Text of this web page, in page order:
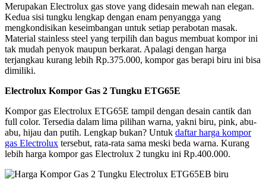
Merupakan Electrolux gas stove yang didesain mewah nan elegan.
Kedua sisi tungku lengkap dengan enam penyangga yang
mengkondisikan keseimbangan untuk setiap perabotan masak.
Material stainless steel yang terpilih dan bagus membuat kompor ini
tak mudah penyok maupun berkarat. Apalagi dengan harga
terjangkau kurang lebih Rp.375.000, kompor gas berapi biru ini bisa
dimiliki.
Electrolux Kompor Gas 2 Tungku ETG65E
Kompor gas Electrolux ETG65E tampil dengan desain cantik dan
full color. Tersedia dalam lima pilihan warna, yakni biru, pink, abu-
abu, hijau dan putih. Lengkap bukan? Untuk daftar harga kompor
gas Electrolux tersebut, rata-rata sama meski beda warna. Kurang
lebih harga kompor gas Electrolux 2 tungku ini Rp.400.000.